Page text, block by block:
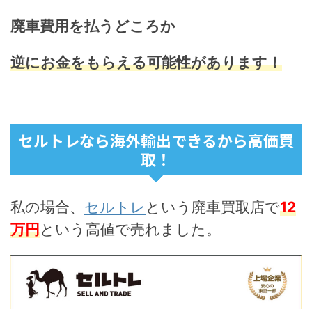
廃車費用を払うどころか
逆にお金をもらえる可能性があります！
セルトレなら海外輸出できるから高価買
取！
私の場合、 セルトレ という廃車買取店で12
万円という高値で売れました。